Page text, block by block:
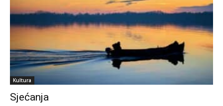
Kultura
Sjećanja